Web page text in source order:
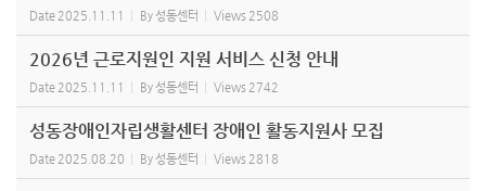
Date 2025.11.11 By성동센터 Views 2508
2026년 근로지원인 지원 서비스 신청 안내
Date 2025.11.11 By성동센터 Views 2742
성동장애인자립생활센터 장애인 활동지원사 모집
Date 2025.08.20 By성동센터 Views 2818